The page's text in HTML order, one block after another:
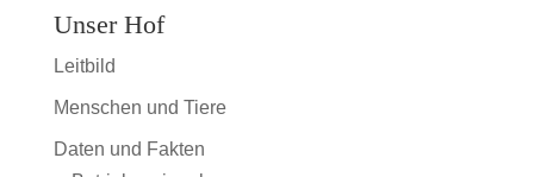
Unser Hof
Leitbild
Menschen und Tiere
Daten und Fakten